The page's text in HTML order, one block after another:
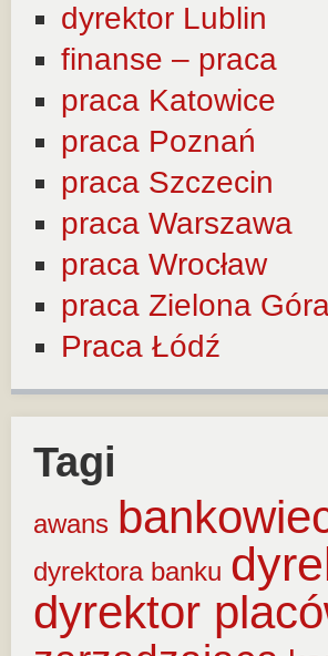
dyrektor Lublin
finanse – praca
praca Katowice
praca Poznań
praca Szczecin
praca Warszawa
praca Wrocław
praca Zielona
Praca Łódź
Tagi
awans
dyrektora banku
dyrektor